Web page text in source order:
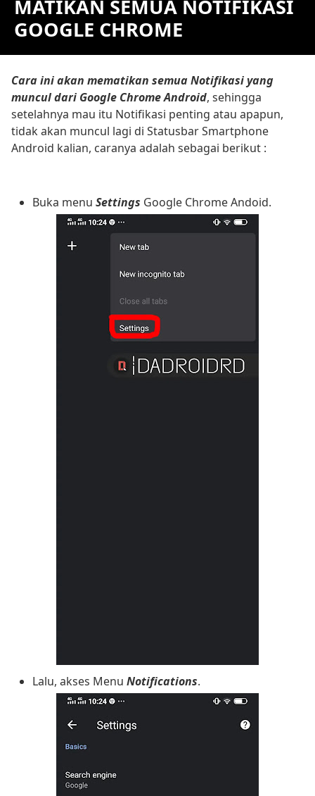
MATIKAN SEMUA NOTIFIKASI
GOOGLE CHROME
Cara ini akan mematikan semua Notifikasi yang
muncul dari Google Chrome Android, sehingga
setelahnya mau itu Notifikasi penting atau apapun,
tidak akan muncul lagi di Statusbar Smartphone
Android kalian, caranya adalah sebagai berikut :
Buka menu Settings Google Chrome Andoid.
Lalu, akses Menu Notifications.